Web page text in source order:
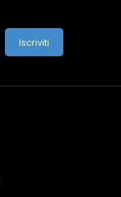
Iscriviti